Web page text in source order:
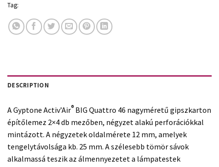
Tag:
DESCRIPTION
A Gyptone Activ’Air® BIG Quattro 46 nagyméretű gipszkarton
építőlemez 2×4 db mezőben, négyzet alakú perforációkkal
mintázott. A négyzetek oldalmérete 12 mm, amelyek
tengelytávolsága kb. 25 mm. A szélesebb tömör sávok
alkalmassá teszik az álmennyezetet a lámpatestek